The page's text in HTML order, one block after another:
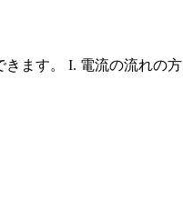
ます。 I. 電流の流れの